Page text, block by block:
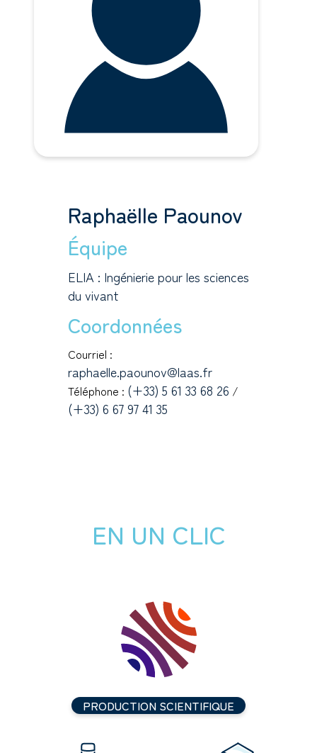
Raphaëlle Paounov
Équipe
ELIA : Ingénierie pour les sciences
du vivant
Coordonnées
Courriel :
raphaelle.paounov@laas.fr
Téléphone : (+33) 5 61 33 68 26 /
(+33) 6 67 97 41 35
EN UN CLIC
PRODUCTION SCIENTIFIQUE